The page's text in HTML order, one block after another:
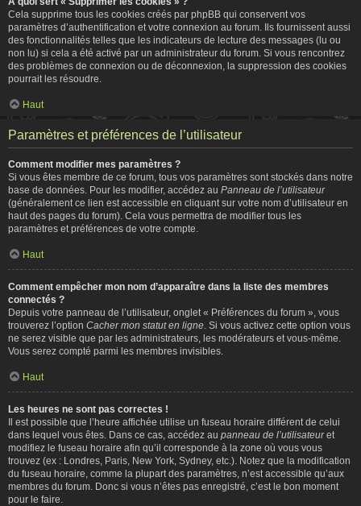
Cela supprime tous les cookies créés par phpBB qui conservent vos
paramètres d’authentification et votre connexion au forum. Ils fournissent aussi
des fonctionnalités telles que les indicateurs de lecture des messages (lu ou
non lu) si cela a été activé par un administrateur du forum. Si vous rencontrez
des problèmes de connexion ou de déconnexion, la suppression des cookies
pourrait les résoudre.
Haut
Paramètres et préférences de l’utilisateur
Comment modifier mes paramètres ?
Si vous êtes membre de ce forum, tous vos paramètres sont stockés dans notre
base de données. Pour les modifier, accédez au Panneau de l’utilisateur
(généralement ce lien est accessible en cliquant sur votre nom d’utilisateur en
haut des pages du forum). Cela vous permettra de modifier tous les
paramètres et préférences de votre compte.
Haut
Comment empêcher mon nom d’apparaître dans la liste des membres
connectés ?
Depuis votre panneau de l’utilisateur, onglet « Préférences du forum », vous
trouverez l’option Cacher mon statut en ligne . Si vous activez cette option vous
ne serez visible que par les administrateurs, les modérateurs et vous-même.
Vous serez compté parmi les membres invisibles.
Haut
Les heures ne sont pas correctes !
Il est possible que l’heure affichée utilise un fuseau horaire différent de celui
dans lequel vous êtes. Dans ce cas, accédez au panneau de l’utilisateuret
modifiez le fuseau horaire afin qu’il corresponde à la zone où vous vous
trouvez (ex : Londres, Paris, New York, Sydney, etc.). Notez que la modification
du fuseau horaire, comme la plupart des paramètres, n’est accessible qu’aux
membres du forum. Donc si vous n’êtes pas enregistré, c’est le bon moment
pour le faire.